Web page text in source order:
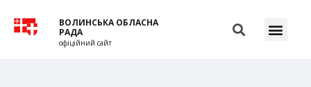
ВОЛИНСЬКА ОБЛАСНА
РАДА
офіційний сайт